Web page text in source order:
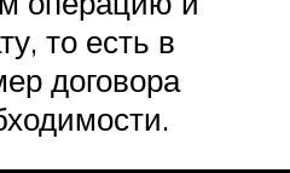
то есть в
договора